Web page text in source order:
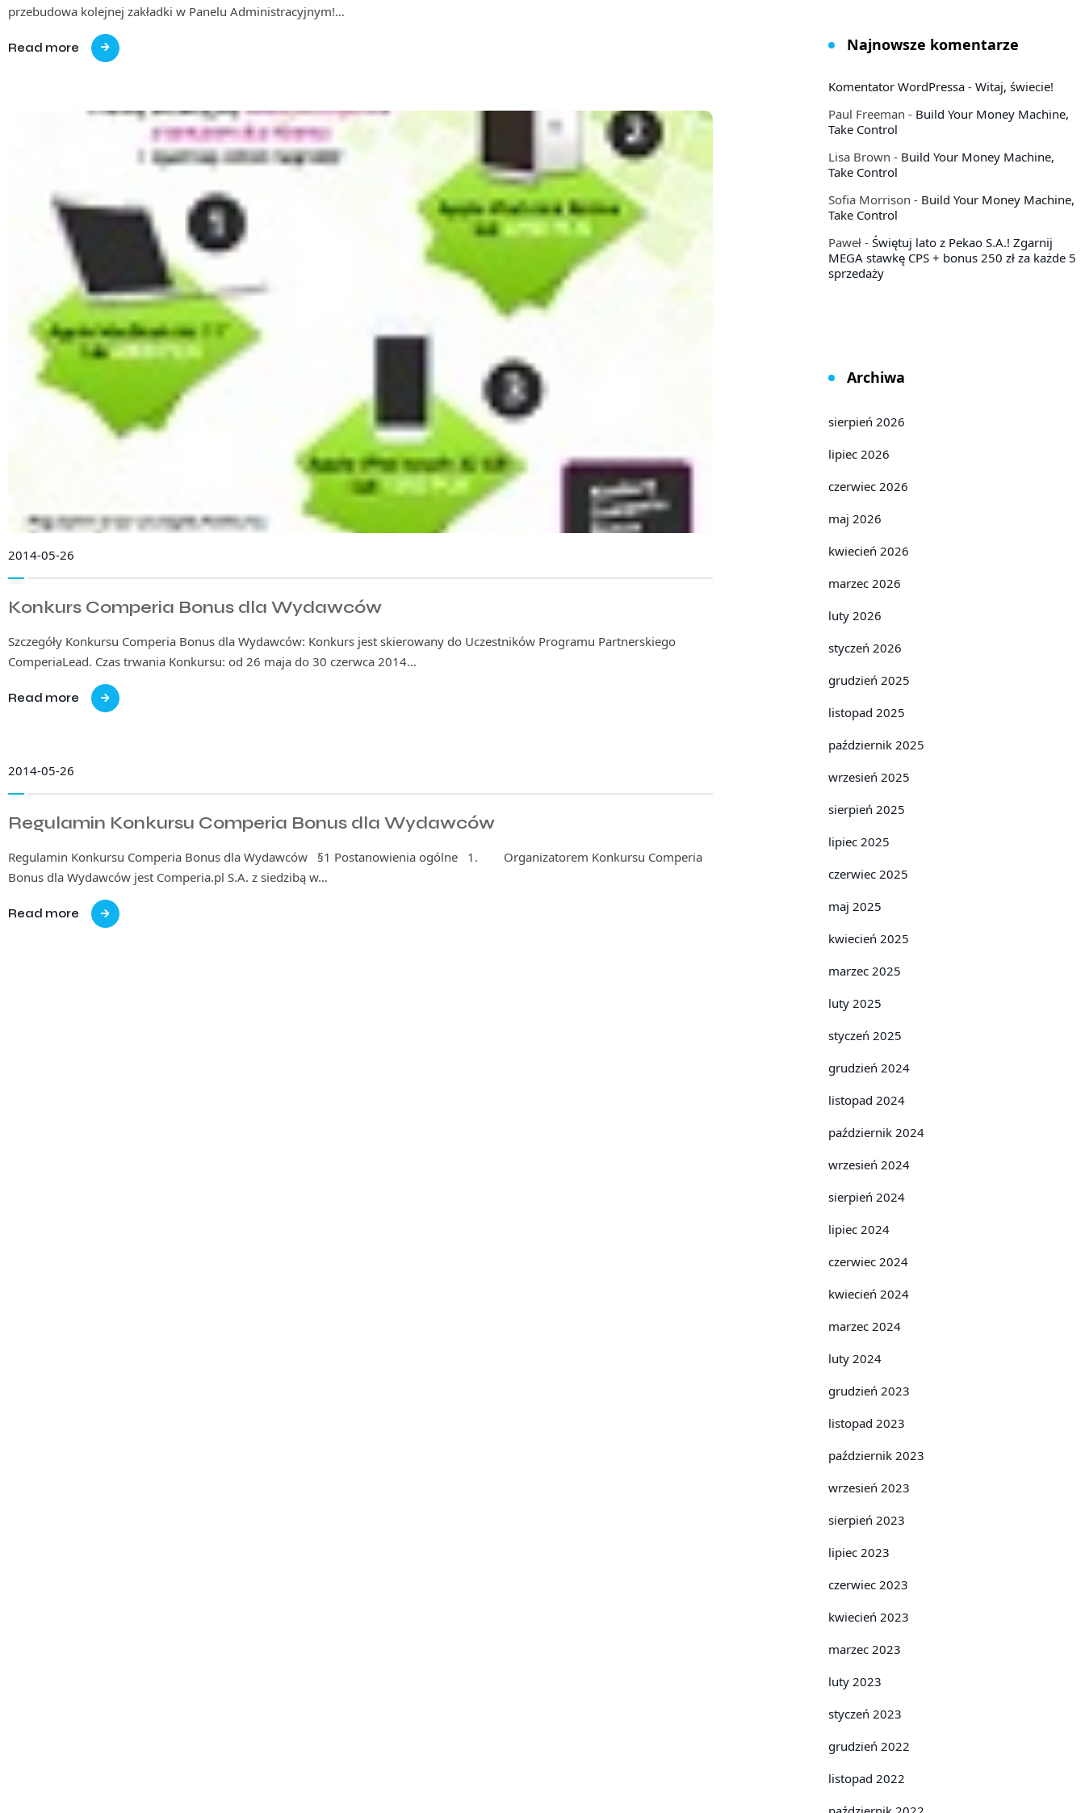
przebudowa kolejnej zakładki w Panelu Administracyjnym!…
Read more
2014-05-26
Konkurs Comperia Bonus dla Wydawców
Szczegóły Konkursu Comperia Bonus dla Wydawców: Konkurs jest skierowany do Uczestników Programu Partnerskiego
ComperiaLead. Czas trwania Konkursu: od 26 maja do 30 czerwca 2014…
Read more
2014-05-26
Regulamin Konkursu Comperia Bonus dla Wydawców
Regulamin Konkursu Comperia Bonus dla Wydawców §1 Postanowienia ogólne 1. Organizatorem Konkursu Comperia
Bonus dla Wydawców jest Comperia.pl S.A. z siedzibą w…
Read more
Najnowsze komentarze
Komentator WordPressa- Witaj, świecie!
Paul Freeman - Build Your Money Machine,
Take Control
Lisa Brown - Build Your Money Machine,
Take Control
Sofia Morrison - Build Your Money Machine,
Take Control
Paweł- Świętuj lato z Pekao S.A.! Zgarnij
MEGA stawkę CPS + bonus 250 zł za każde 5
sprzedaży
Archiwa
sierpień 2026
lipiec 2026
czerwiec 2026
maj 2026
kwiecień 2026
marzec 2026
luty 2026
styczeń 2026
grudzień 2025
listopad 2025
październik 2025
wrzesień 2025
sierpień 2025
lipiec 2025
czerwiec 2025
maj 2025
kwiecień 2025
marzec 2025
luty 2025
styczeń 2025
grudzień 2024
listopad 2024
październik 2024
wrzesień 2024
sierpień 2024
lipiec 2024
czerwiec 2024
kwiecień 2024
marzec 2024
luty 2024
grudzień 2023
listopad 2023
październik 2023
wrzesień 2023
sierpień 2023
lipiec 2023
czerwiec 2023
kwiecień 2023
marzec 2023
luty 2023
styczeń 2023
grudzień 2022
listopad 2022